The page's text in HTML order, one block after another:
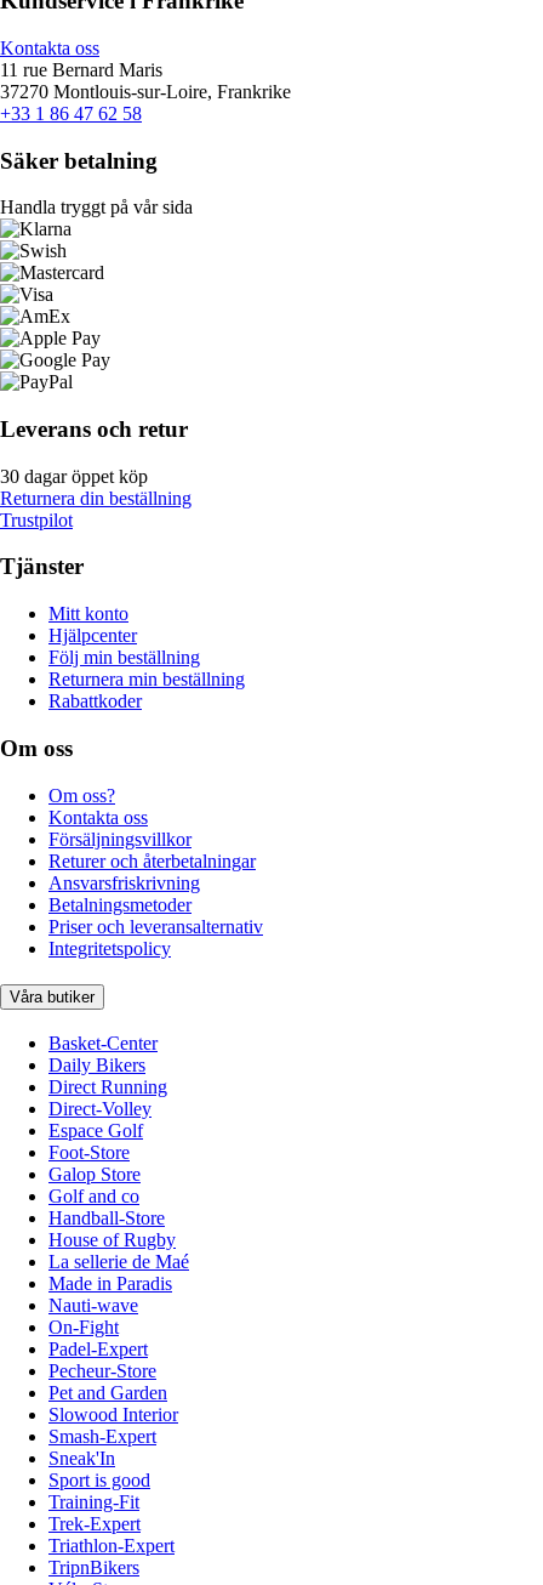
Kontakta oss
11 rue Bernard Maris
37270 Montlouis-sur-Loire, Frankrike
+33 1 86 47 62 58
Säker betalning
Handla tryggt på vår sida
Leverans och retur
30 dagar öppet köp
Returnera din beställning
Trustpilot
Tjänster
Mitt konto
Hjälpcenter
Följ min beställning
Returnera min beställning
Rabattkoder
Om oss
Om oss?
Kontakta oss
Försäljningsvillkor
Returer och återbetalningar
Ansvarsfriskrivning
Betalningsmetoder
Priser och leveransalternativ
Integritetspolicy
Våra butiker
Basket-Center
Daily Bikers
Direct Running
Direct-Volley
Espace Golf
Foot-Store
Galop Store
Golf and co
Handball-Store
House of Rugby
La sellerie de Maé
Made in Paradis
Nauti-wave
On-Fight
Padel-Expert
Pecheur-Store
Pet and Garden
Slowood Interior
Smash-Expert
Sneak'In
Sport is good
Training-Fit
Trek-Expert
Triathlon-Expert
TripnBikers